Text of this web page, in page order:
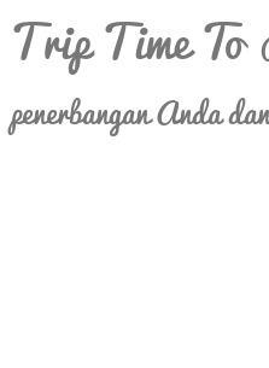
Trip Time To
penerbangan Anda